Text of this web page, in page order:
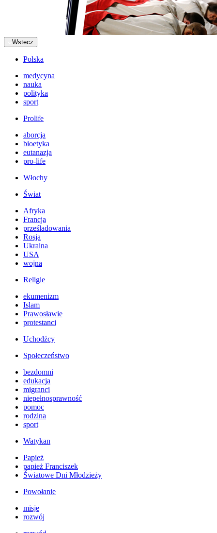
Wstecz
Polska
medycyna
nauka
polityka
sport
Prolife
aborcja
bioetyka
eutanazja
pro-life
Włochy
Świat
Afryka
Francja
prześladowania
Rosja
Ukraina
USA
wojna
Religie
ekumenizm
Islam
Prawosławie
protestanci
Uchodźcy
Społeczeństwo
bezdomni
edukacja
migranci
niepełnosprawność
pomoc
rodzina
sport
Watykan
Papież
papież Franciszek
Światowe Dni Młodzieży
Powołanie
misje
rozwój